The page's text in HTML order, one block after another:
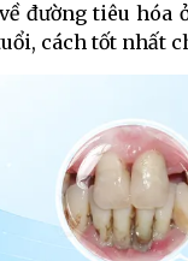
đường tiêu
cách tốt nhất